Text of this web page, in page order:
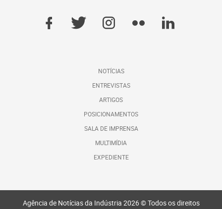
NOTÍCIAS
ENTREVISTAS
ARTIGOS
POSICIONAMENTOS
SALA DE IMPRENSA
MULTIMÍDIA
EXPEDIENTE
Agência de Notícias da Indústria 2026 © Todos os direitos